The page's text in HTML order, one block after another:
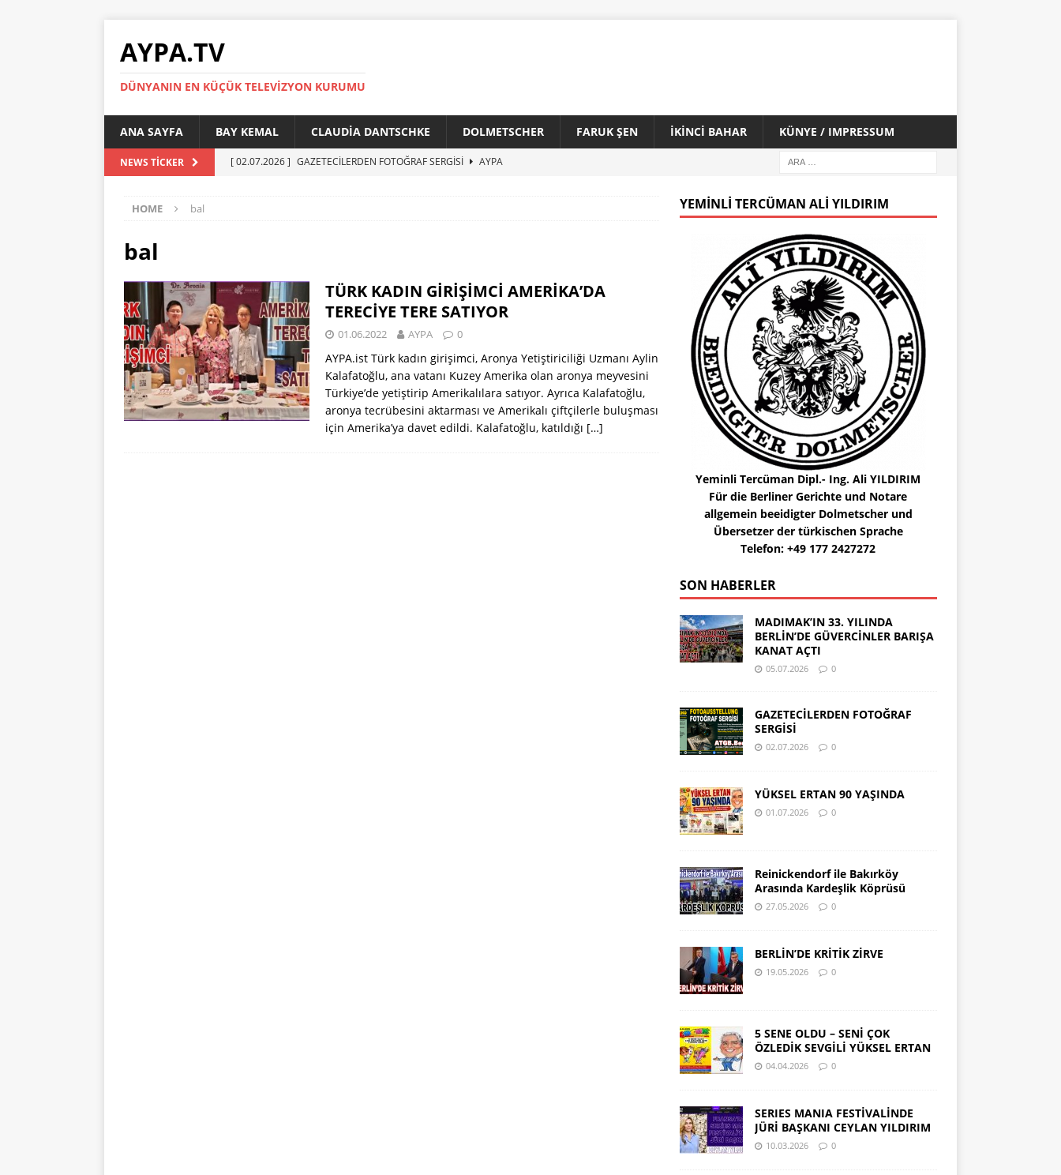
AYPA.TV
DÜNYANIN EN KÜÇÜK TELEVIZYON KURUMU
ANA SAYFA BAY KEMAL CLAUDIA DANTSCHKE DOLMETSCHER FARUK ŞEN İKİNCİ BAHAR KÜNYE / IMPRESSUM
NEWS TICKER [ 02.07.2026 ] GAZETECİLERDEN FOTOĞRAF SERGİSİ
AYPA
AYPA
HOME bal
bal
TÜRK KADIN GİRİŞİMCİ AMERİKA’DA
TERECİYE TERE SATIYOR
01.06.2022 AYPA 0
AYPA.ist Türk kadın girişimci, Aronya Yetiştiriciliği Uzmanı Aylin
Kalafatoğlu, ana vatanı Kuzey Amerika olan aronya meyvesini
Türkiye’de yetiştirip Amerikalılara satıyor. Ayrıca Kalafatoğlu,
aronya tecrübesini aktarması ve Amerikalı çiftçilerle buluşması
için Amerika’ya davet edildi. Kalafatoğlu, katıldığı […]
YEMINLI TERCÜMAN ALI YILDIRIM
Yeminli Tercüman Dipl.- Ing. Ali YILDIRIM
Für die Berliner Gerichte und Notare
allgemein beeidigter Dolmetscher und
Übersetzer der türkischen Sprache
Telefon: +49 177 2427272
SON HABERLER
MADIMAK’IN 33. YILINDA
BERLİN’DE GÜVERCİNLER BARIŞA
KANAT AÇTI
05.07.2026 0
GAZETECİLERDEN FOTOĞRAF
SERGİSİ
02.07.2026 0
YÜKSEL ERTAN 90 YAŞINDA
01.07.2026 0
Reinickendorf ile Bakırköy
Arasında Kardeşlik Köprüsü
27.05.2026 0
BERLİN’DE KRİTİK ZİRVE
19.05.2026 0
5 SENE OLDU – SENİ ÇOK
ÖZLEDİK SEVGİLİ YÜKSEL ERTAN
04.04.2026 0
SERIES MANIA FESTİVALİNDE
JÜRİ BAŞKANI CEYLAN YILDIRIM
10.03.2026 0